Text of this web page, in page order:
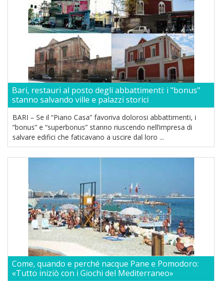
Bari, restauri al posto degli abbattimenti: i "bonus"
stanno salvando ville e palazzi storici
BARI – Se il “Piano Casa” favoriva dolorosi abbattimenti, i
“bonus” e “superbonus” stanno riuscendo nell’impresa di
salvare edifici che faticavano a uscire dal loro ...
Come, quando e perché nacque Pane e Pomodoro:
«Tutto iniziò con i Giochi del Mediterraneo»